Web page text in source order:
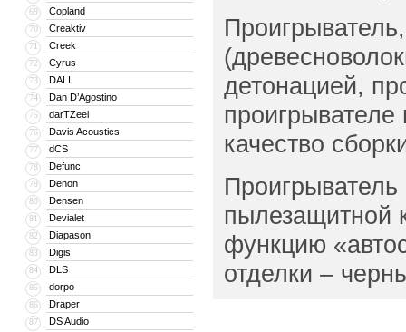
69 Copland
70 Creaktiv
71 Creek
72 Cyrus
73 DALI
74 Dan D’Agostino
75 darTZeel
76 Davis Acoustics
77 dCS
78 Defunc
79 Denon
80 Densen
81 Devialet
82 Diapason
83 Digis
84 DLS
85 dorpo
86 Draper
87 DS Audio
детонацией,
качество
пылезащитной
функцию
отделки –